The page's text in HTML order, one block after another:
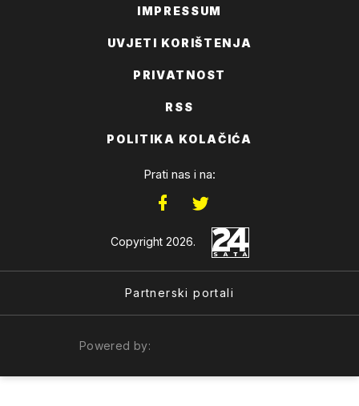
IMPRESSUM
UVJETI KORIŠTENJA
PRIVATNOST
RSS
POLITIKA KOLAČIĆA
Prati nas i na:
Copyright 2026.
Partnerski portali
Powered by: